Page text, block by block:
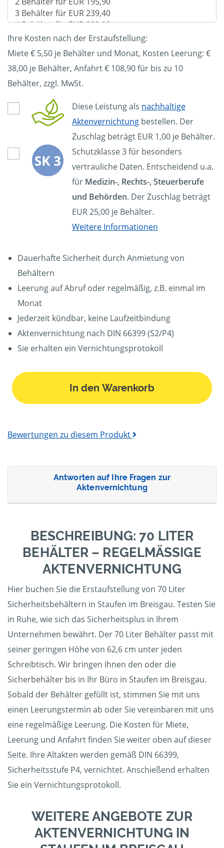
Ihre Kosten nach der Erstaufstellung:
Miete € 5,50 je Behälter und Monat, Kosten Leerung: €
38,00 je Behälter, Anfahrt € 108,90 für bis zu 10
Behälter, zzgl. MwSt.
Diese Leistung als nachhaltige
Aktenvernichtung bestellen. Der
Zuschlag beträgt EUR 1,00 je Behälter.
Schutzklasse 3 für besonders
vertrauliche Daten. Entscheidend u.a.
für Medizin-, Rechts-, Steuerberufe
und Behörden. Der Zuschlag beträgt
EUR 25,00 je Behälter.
Weitere Informationen
Dauerhafte Sicherheit durch Anmietung von
Behältern
Leerung auf Abruf oder regelmäßig, z.B. einmal im
Monat
Jederzeit kündbar, keine Laufzeitbindung
Aktenvernichtung nach DIN 66399 (S2/P4)
Sie erhalten ein Vernichtungsprotokoll
In den Warenkorb
Bewertungen zu diesem Produkt
Antworten auf Ihre Fragen zur
Aktenvernichtung
BESCHREIBUNG: 70 LITER
BEHÄLTER – REGELMÄSSIGE A
KTENVERNICHTUNG
Hier buchen Sie die Erstaufstellung von 70 Liter
Sicherheitsbehältern in Staufen im Breisgau. Testen Sie
in Ruhe, wie sich das Sicherheitsplus in Ihrem
Unternehmen bewährt. Der 70 Liter Behälter passt mit
seiner geringen Höhe von 62,6 cm unter jeden
Schreibtisch. Wir bringen Ihnen den oder die
Sicherbehälter bis in Ihr Büro in Staufen im Breisgau.
Sobald der Behälter gefüllt ist, stimmen Sie mit uns
einen Leerungstermin ab oder Sie vereinbaren mit uns
eine regelmäßige Leerung. Die Kosten für Miete,
Leerung und Anfahrt finden Sie weiter oben auf dieser
Seite. Ihre Altakten werden gemäß DIN 66399,
Sicherheitsstufe P4, vernichtet. Anschießend erhalten
Sie ein Vernichtungsprotokoll.
WEITERE ANGEBOTE ZUR
AKTENVERNICHTUNG IN